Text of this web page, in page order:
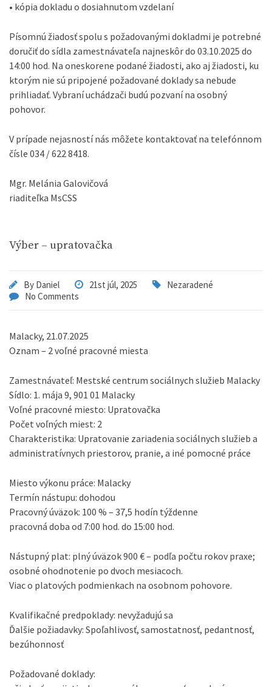
• kópia dokladu o dosiahnutom vzdelaní
Písomnú žiadosť spolu s požadovanými dokladmi je potrebné
doručiť do sídla zamestnávateľa najneskôr do 03.10.2025 do
14:00 hod. Na oneskorene podané žiadosti, ako aj žiadosti, ku
ktorým nie sú pripojené požadované doklady sa nebude
prihliadať. Vybraní uchádzači budú pozvaní na osobný
pohovor.
V prípade nejasností nás môžete kontaktovať na telefónnom
čísle 034 / 622 8418.
Mgr. Melánia Galovičová
riaditeľka MsCSS
Výber – upratovačka
By Daniel 21st júl, 2025
Nezaradené
No Comments
Malacky, 21.07.2025
Oznam – 2 voľné pracovné miesta
Zamestnávateľ: Mestské centrum sociálnych služieb Malacky
Sídlo: 1. mája 9, 901 01 Malacky
Voľné pracovné miesto: Upratovačka
Počet voľných miest: 2
Charakteristika: Upratovanie zariadenia sociálnych služieb a
administratívnych priestorov, pranie, a iné pomocné práce
Miesto výkonu práce: Malacky
Termín nástupu: dohodou
Pracovný úväzok: 100 % – 37,5 hodín týždenne
pracovná doba od 7:00 hod. do 15:00 hod.
Nástupný plat: plný úväzok 900 € – podľa počtu rokov praxe;
osobné ohodnotenie po dvoch mesiacoch.
Viac o platových podmienkach na osobnom pohovore.
Kvalifikačné predpoklady: nevyžadujú sa
Ďalšie požiadavky: Spoľahlivosť, samostatnosť, pedantnosť,
bezúhonnosť
Požadované doklady: